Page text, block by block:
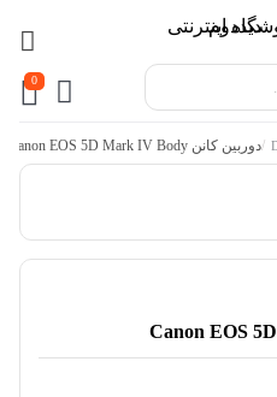
0
/دوربین کانن Canon EOS 5D Mark IV Body